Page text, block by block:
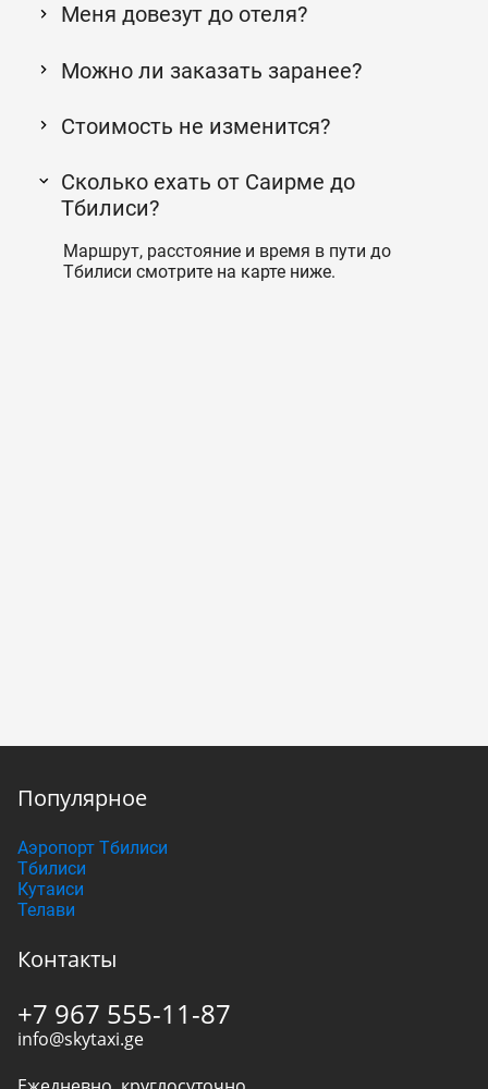
Меня довезут до отеля?
Можно ли заказать заранее?
Стоимость не изменится?
Сколько ехать от Саирме до
Тбилиси?
Маршрут, расстояние и время в пути до
Тбилиси смотрите на карте ниже.
Популярное
Аэропорт Тбилиси
Тбилиси
Кутаиси
Телави
Контакты
+7 967 555-11-87
info@skytaxi.ge